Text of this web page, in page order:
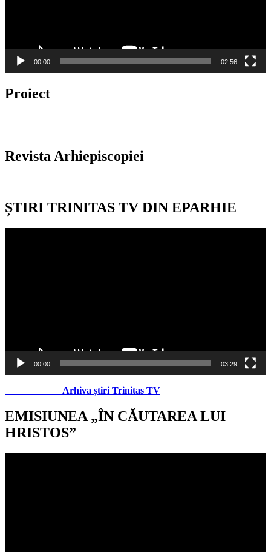
00:00 02:56
Proiect
Revista Arhiepiscopiei
ȘTIRI TRINITAS TV DIN EPARHIE
00:00 03:29
Arhiva știri Trinitas TV
EMISIUNEA „ÎN CĂUTAREA LUI
HRISTOS”